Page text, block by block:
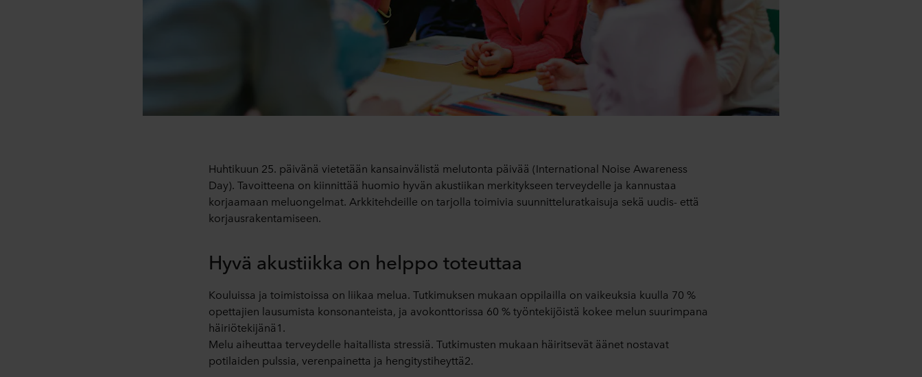
Huhtikuun 25. päivänä vietetään kansainvälistä melutonta päivää (International Noise Awareness
Day). Tavoitteena on kiinnittää huomio hyvän akustiikan merkitykseen terveydelle ja kannustaa
korjaamaan meluongelmat. Arkkitehdeille on tarjolla toimivia suunnitteluratkaisuja sekä uudis- että
korjausrakentamiseen.
Hyvä akustiikka on helppo toteuttaa
Kouluissa ja toimistoissa on liikaa melua. Tutkimuksen mukaan oppilailla on vaikeuksia kuulla 70 %
opettajien lausumista konsonanteista, ja avokonttorissa 60 % työntekijöistä kokee melun suurimpana
häiriötekijänä1.
Melu aiheuttaa terveydelle haitallista stressiä. Tutkimusten mukaan häiritsevät äänet nostavat
potilaiden pulssia, verenpainetta ja hengitystiheyttä2.